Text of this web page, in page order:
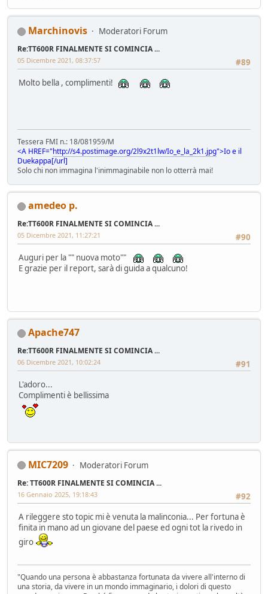
Marchinovis Moderatori Forum
Re:TT600R FINALMENTE SI COMINCIA ...
#89
05 Dicembre 2021, 08:37:57
Molto bella , complimenti!
Tessera FMI n.: 18/081959/M
<A HREF="http://s4.postimage.org/2l9x2t1lw/Io_e_la_2k1.jpg">Io e il
Duekappa[/url]
Solo chi non immagina l'inimmaginabile non lo otterrà mai!
amedeo p.
Re:TT600R FINALMENTE SI COMINCIA ...
#90
05 Dicembre 2021, 11:27:21
Auguri per la "" nuova moto""
E grazie per il report, sarà di guida a qualcuno!
Apache747
Re:TT600R FINALMENTE SI COMINCIA ...
#91
06 Dicembre 2021, 10:02:24
L'adoro...
Complimenti è bellissima
MIC7209 Moderatori Forum
Re: TT600R FINALMENTE SI COMINCIA ...
#92
16 Gennaio 2025, 19:18:43
A rileggere sto topic mi è venuta la malinconia... Per fortuna è
finita in mano ad un giovane del paese ed ogni tot la rivedo in
giro
"Quando una persona è abbastanza fortunata da vivere all'interno di
una storia, da vivere in un mondo immaginario, i dolori di questo